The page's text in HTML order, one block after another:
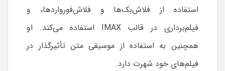
استفاده از فلاش‌بک‌ها و فلاش‌فورواردها، و
فیلم‌برداری در قالب IMAX استفاده می‌کند. او
همچنین به استفاده از موسیقی متن تأثیرگذار در
فیلم‌های خود شهرت دارد.